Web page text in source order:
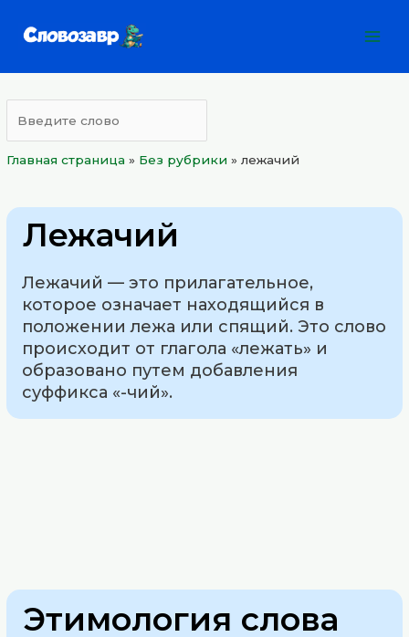
Главная страница » Без рубрики »лежачий
Лежачий
Лежачий — это прилагательное,
которое означает находящийся в
положении лежа или спящий. Это слово
происходит от глагола «лежать» и
образовано путем добавления
суффикса «-чий».
Этимология слова